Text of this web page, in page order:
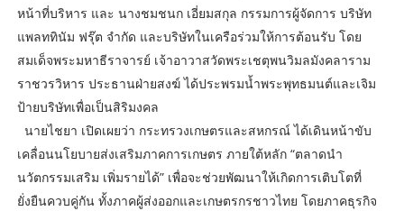
หน้าที่บริหาร และ นางชมชนก เอี่ยมสกุล กรรมการผู้จัดการ บริษัท
แพลททินัม ฟรุ๊ต จำกัด และบริษัทในเครือร่วมให้การต้อนรับ โดย
สมเด็จพระมหาธีราจารย์ เจ้าอาวาสวัดพระเชตุพนวิมลมังคลาราม
ราชวรวิหาร ประธานฝ่ายสงฆ์ ได้ประพรมน้ำพระพุทธมนต์และเจิม
ป้ายบริษัทเพื่อเป็นสิริมงคล
นายไชยา เปิดเผยว่า กระทรวงเกษตรและสหกรณ์ ได้เดินหน้าขับ
เคลื่อนนโยบายส่งเสริมภาคการเกษตร ภายใต้หลัก “ตลาดนำ
นวัตกรรมเสริม เพิ่มรายได้” เพื่อจะช่วยพัฒนาให้เกิดการเติบโตที่
ยั่งยืนควบคู่กัน ทั้งภาคผู้ส่งออกและเกษตรกรชาวไทย โดยภาคธุรกิจ